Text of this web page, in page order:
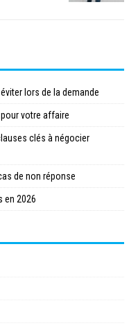
lors de la demande
votre affaire
clés à négocier
de non réponse
en 2026